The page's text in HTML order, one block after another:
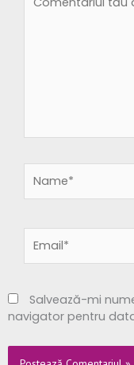
tău
Salvează-mi
navigator pentru